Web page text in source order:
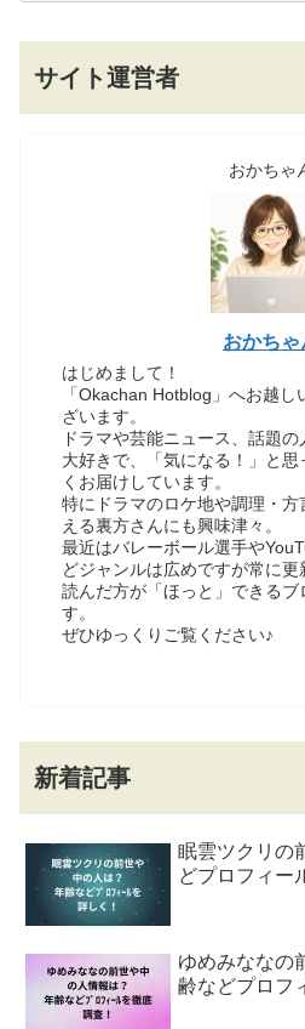
サイト運営者
おかちゃ
おかちゃ
はじめまして！
「Okachan Hotblog」へお越
ざいます。
ドラマや芸能ニュース、話題
大好きで、「気になる！」と
くお届けしています。
特にドラマのロケ地や調理・
える裏方さんにも興味津々。
最近はバレーボール選手や
どジャンルは広めですが常に更
読んだ方が「ほっと」できるブ
す。
ぜひゆっくりご覧ください♪
新着記事
眠雲ツクリの
どプロフィー
ゆめみななの
齢などプロフ